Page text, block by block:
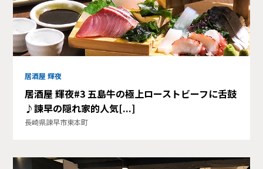
居酒屋 輝夜
居酒屋 輝夜#3 五島牛の極上ローストビーフに舌鼓
♪諫早の隠れ家的人気[...]
長崎県諫早市東本町